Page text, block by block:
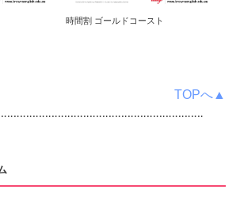
時間割 ゴールドコースト
TOPへ▲